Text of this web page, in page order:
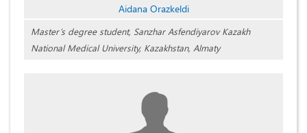
Aidana Orazkeldі
Master’s degree student, Sanzhar Asfendiyarov Kazakh
National Medical University, Kazakhstan, Almaty